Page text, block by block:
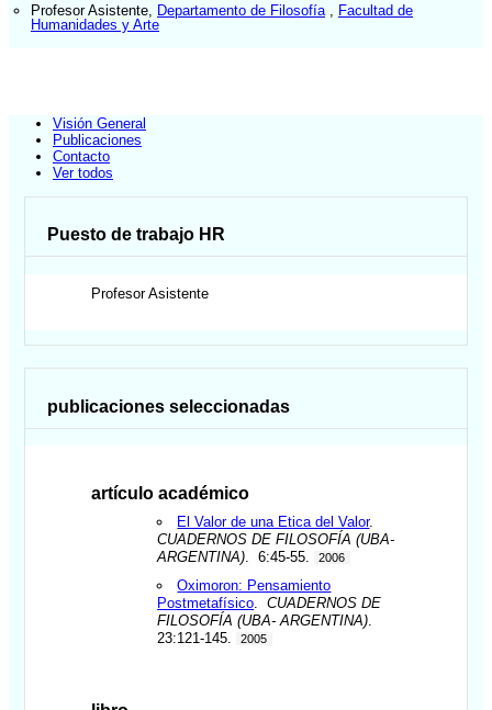
Profesor Asistente Departamento de Filosofía
Facultad de
Humanidades y Arte
Visión General
Publicaciones
Contacto
Ver todos
Puesto de trabajo HR
Profesor Asistente
publicaciones seleccionadas
artículo académico
El Valor de una Etica del Valor.
CUADERNOS DE FILOSOFÍA (UBA-
ARGENTINA) . 6:45-55. 2006
Oximoron: Pensamiento
Postmetafísico .CUADERNOS DE
FILOSOFÍA (UBA- ARGENTINA)
23:121-145.
2005